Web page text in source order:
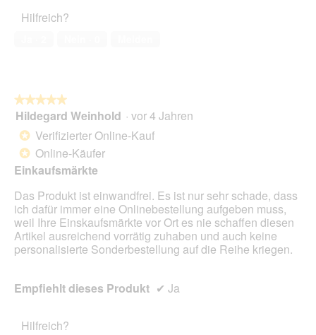
5
Hilfreich?
★★★★★
★★★★★
5
Sternen.
Hildegard Weinhold · vor 4 Jahren
* Verifizierter Online-Kauf
* Online-Käufer
Einkaufsmärkte
Das Produkt ist einwandfrei. Es ist nur sehr schade, dass
ich dafür immer eine Onlinebestellung aufgeben muss,
weil Ihre Einskaufsmärkte vor Ort es nie schaffen diesen
Artikel ausreichend vorrätig zuhaben und auch keine
personalisierte Sonderbestellung auf die Reihe kriegen.
Empfiehlt dieses Produkt ✔ Ja
Hilfreich?